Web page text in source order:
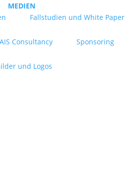
MEDIEN
Fallstudien und White Paper
AIS Consultancy Sponsoring
und Logos